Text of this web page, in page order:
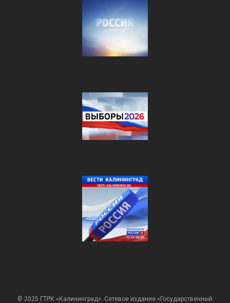
© 2025 ГТРК «Калининград». Сетевое издание «Государственный